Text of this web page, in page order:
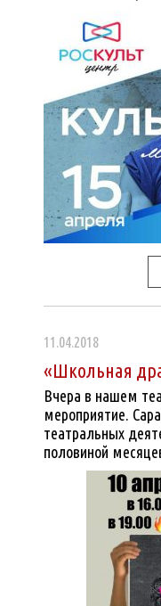
11.04.2018
«Школьная
Вчера в нашем
мероприятие.
театральных
половиной